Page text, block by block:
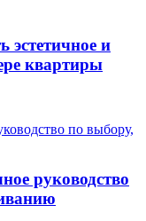
эстетичное и
квартиры
руководство